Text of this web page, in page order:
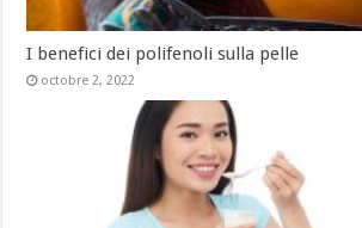
I benefici dei polifenoli sulla pelle
octobre 2, 2022